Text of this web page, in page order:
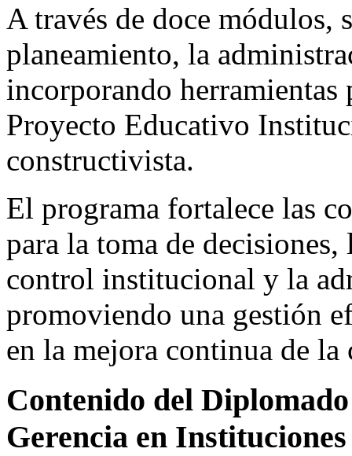
A través de doce módulos,
planeamiento, la
incorporando
Proyecto Educativo
constructivista.
El programa fortalece las
para la toma de
control institucional y la
promoviendo una gestión
en la mejora continua de la
Contenido del
Gerencia en